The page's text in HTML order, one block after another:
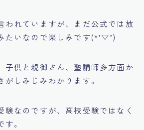
われていますが、まだ公式では放
たいなので楽しみです(*’▽’)
子供と親御さん、塾講師多方面か
がしみじみわかります。
験なのですが、高校受験ではなく
。